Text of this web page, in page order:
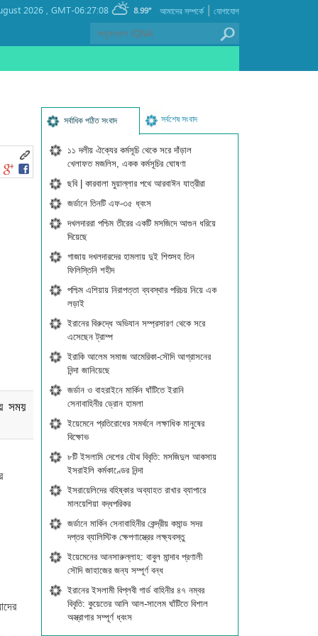
2026 , GMT-06:27:08 8.99° যোগাযোগ
|
আমাদের সম্পর্কে
সময়
সর্বাধিক পঠিত সংবাদ সর্বশেষ সংবাদ
১১ দলীয় ঐক্যের কর্মসূচি থেকে সরে দাঁড়াল
খেলাফত মজলিস, একক কর্মসূচির ঘোষণা
ছবি | কারবালা মুয়াল্লার পথে আরবাঈন যাত্রীরা
জর্ডানে তিনটি এফ-৩৫ ধ্বংস
দখলদাররা পশ্চিম তীরের একটি মসজিদে আগুন ধরিয়ে
দিয়েছে
গাজায় দখলদারদের হামলায় দুই শিশুসহ তিন
ফিলিস্তিনি শহীদ
পশ্চিম এশিয়ায় নিরাপত্তা ব্যবস্থার পরিচয় নিয়ে এক
লড়াই
ইরানের বিরুদ্ধে অভিযান সম্প্রসারণ থেকে সরে
এসেছেন ট্রাম্প
ইরাকি আলেম সমাজ আমেরিকা-সৌদি আগ্রাসনের
নিন্দা জানিয়েছে
জর্ডান ও বাহরাইনে মার্কিন ঘাঁটিতে ইরানি
সেনাবাহিনীর ড্রোন হামলা
ইয়েমেনে প্রতিরোধের সমর্থনে লক্ষাধিক মানুষের
বিক্ষোভ
৮টি ইসলামি দেশের যৌথ বিবৃতি: মসজিদুল আকসায়
ইসরাইলি কর্মকাণ্ডের নিন্দা
ইসরায়েলিদের বহিষ্কার অব্যাহত রাখার ব্যাপারে
মালয়েশিয়া বদ্ধপরিকর
জর্ডানে মার্কিন সেনাবাহিনীর কেন্দ্রীয় কমান্ড সদর
দপ্তর ব্যালিস্টিক ক্ষেপণাস্ত্রের লক্ষ্যবস্তু
ইয়েমেনের আনসারুল্লাহ: বাবুল মান্দাব প্রণালী
সৌদি জাহাজের জন্য সম্পূর্ণ বন্ধ
ইরানের ইসলামী বিপ্লবী গার্ড বাহিনীর ৪৭ নম্বর
বিবৃতি: কুয়েতের আলি আল-সালেম ঘাঁটিতে বিশাল
অস্ত্রাগার সম্পূর্ণ ধ্বংস